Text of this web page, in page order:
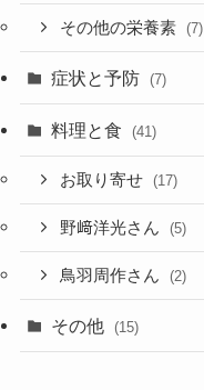
その他の栄養素 (7)
症状と予防 (7)
料理と食 (41)
お取り寄せ (17)
野﨑洋光さん (5)
鳥羽周作さん (2)
その他 (15)